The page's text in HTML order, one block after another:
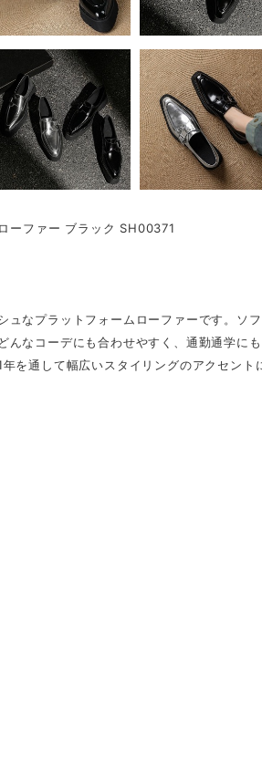
ーファー ブラック SH00371
ュなプラットフォームローファーです。ソ
なコーデにも合わせやすく、通勤通学に
を通して幅広いスタイリングのアクセント